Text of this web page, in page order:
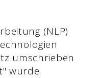
(NLP)
umschrieben
wurde.